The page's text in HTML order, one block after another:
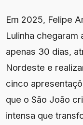
Em 2025, Felipe
Lulinha
apenas 30 dias,
Nordeste e
cinco
que o São João
intensa que